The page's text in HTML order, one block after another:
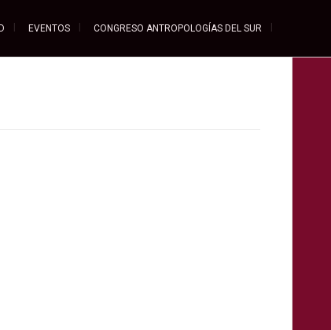
EVENTOS CONGRESO ANTROPOLOGÍAS DEL SUR